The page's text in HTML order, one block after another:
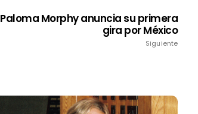
Paloma Morphy anuncia su primera
gira por México
Siguiente